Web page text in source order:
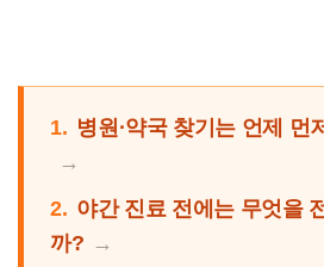
1. 병원·약국 찾기는 언제 먼
2. 야간 진료 전에는 무엇을
까?